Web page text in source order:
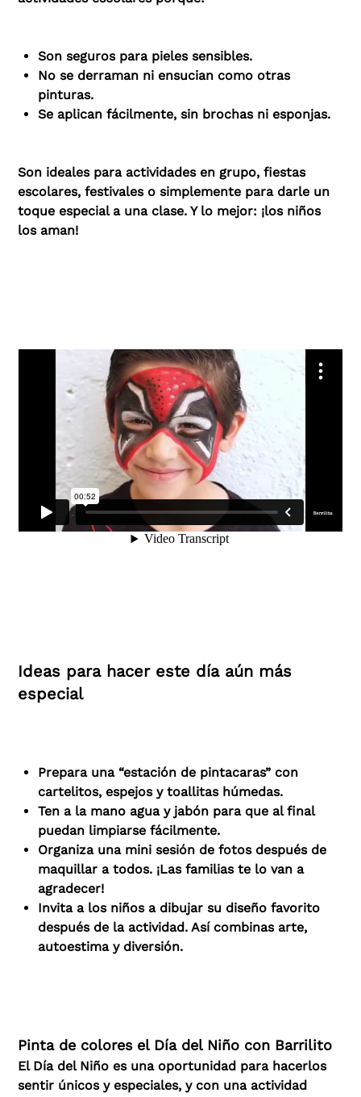
Son seguros para pieles sensibles.
No se derraman ni ensucian como otras
pinturas.
Se aplican fácilmente, sin brochas ni esponjas.
Son ideales para actividades en grupo, fiestas
escolares, festivales o simplemente para darle un
toque especial a una clase. Y lo mejor: ¡los niños
los aman!
Ideas para hacer este día aún más
especial
Prepara una “estación de pintacaras” con
cartelitos, espejos y toallitas húmedas.
Ten a la mano agua y jabón para que al final
puedan limpiarse fácilmente.
Organiza una mini sesión de fotos después de
maquillar a todos. ¡Las familias te lo van a
agradecer!
Invita a los niños a dibujar su diseño favorito
después de la actividad. Así combinas arte,
autoestima y diversión.
Pinta de colores el Día del Niño con Barrilito
El Día del Niño es una oportunidad para hacerlos
sentir únicos y especiales, y con una actividad